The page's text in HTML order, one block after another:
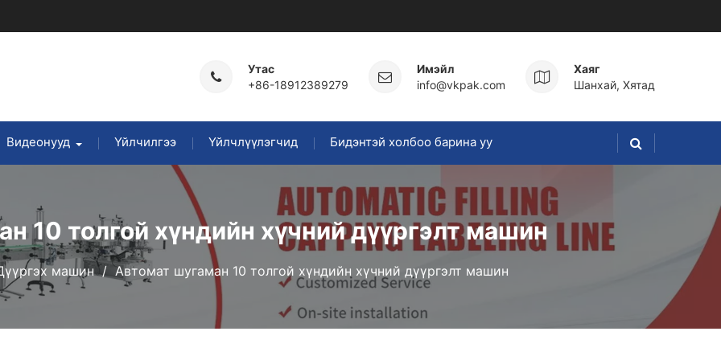
Утас
+86-18912389279
Имэйл
info@vkpak.com
Хаяг
Шанхай, Хятад
Видеонууд Үйлчилгээ Үйлчлүүлэгчид Бидэнтэй холбоо барина уу
10 толгой хүндийн хүчний дүүргэлт машин
машин Автомат шугаман 10 толгой хүндийн хүчний дүүргэлт машин